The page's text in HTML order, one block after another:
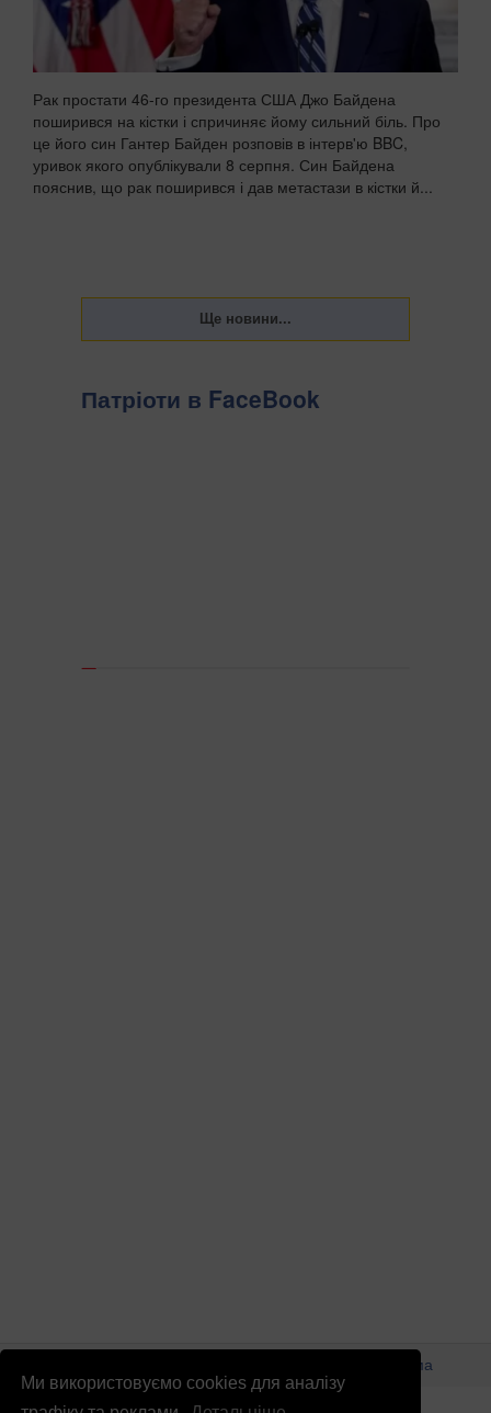
Ми використовуємо cookies для аналізу
Рак простати 46-го президента США Джо Байдена
поширився на кістки і спричиняє йому сильний біль. Про
це його син Гантер Байден розповів в інтерв'ю BBC,
уривок якого опублікували 8 серпня. Син Байдена
пояснив, що рак поширився і дав метастази в кістки й...
Патріоти в FaceBook
Реклама
info @patrioty.org.ua